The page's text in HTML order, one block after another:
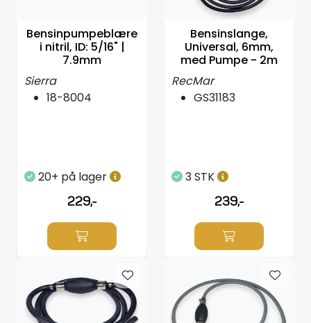
Bensinpumpeblære
i nitril, ID: 5/16" |
7.9mm
Sierra
18-8004
20+ på lager
229,-
Bensinslange,
Universal, 6mm,
med Pumpe - 2m
RecMar
GS31183
3 STK
239,-
Outlet